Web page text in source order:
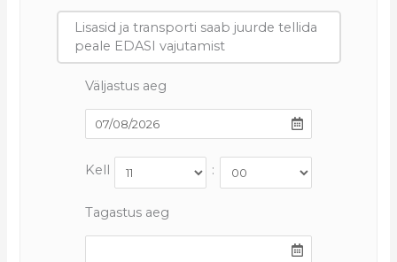
Lisasid ja transporti saab juurde tellida
peale EDASI vajutamist
Väljastus aeg
Kell :
Tagastus aeg